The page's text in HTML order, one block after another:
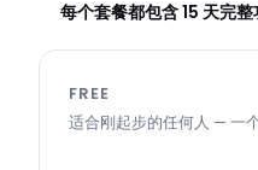
每个套餐都包含 15 天完
FREE
适合刚起步的任何人 — 一